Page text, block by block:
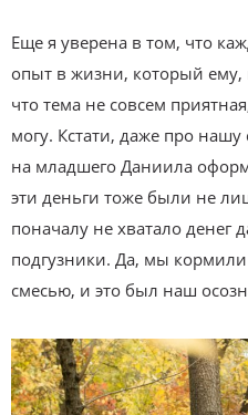
Еще я уверена в том, что
опыт в жизни, который
что тема не совсем
могу. Кстати, даже про
на младшего Даниила
эти деньги тоже были не
поначалу не хватало денег
подгузники. Да, мы
смесью, и это был наш